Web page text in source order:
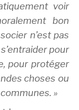
voir
bon
n’est pas
pour
pour protéger
choses ou
»